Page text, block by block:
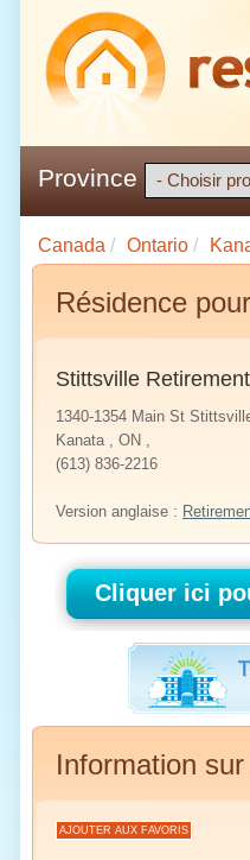
Province
Canada / Ontario /
Résidence
Stittsville
1340-1354 Main St
Kanata , ON ,
(613) 836-2216
Version anglaise :
Information
AJOUTER AUX FAVORIS